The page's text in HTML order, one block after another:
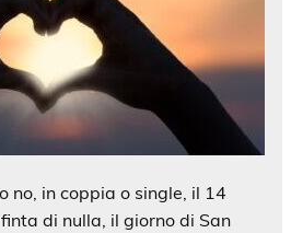
no, in coppia o single, il 14
di nulla, il giorno di San